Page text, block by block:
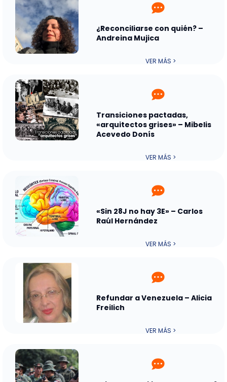
¿Reconciliarse con quién? –
Andreina Mujica
VER MÁS >
Transiciones pactadas,
«arquitectos grises» – Mibelis
Acevedo Donís
VER MÁS >
«Sin 28J no hay 3E» – Carlos
Raúl Hernández
VER MÁS >
Refundar a Venezuela – Alicia
Freilich
VER MÁS >